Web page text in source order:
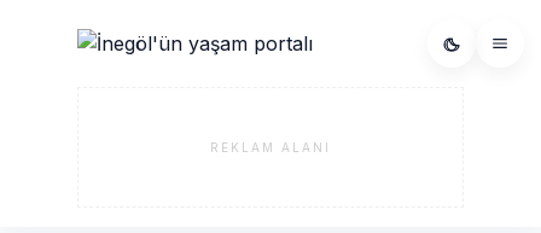
REKLAM ALANI